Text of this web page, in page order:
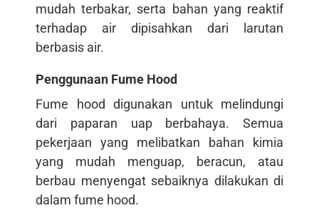
mudah terbakar, serta bahan yang reaktif
terhadap air dipisahkan dari larutan
berbasis air.
Penggunaan Fume Hood
Fume hood digunakan untuk melindungi
dari paparan uap berbahaya. Semua
pekerjaan yang melibatkan bahan kimia
yang mudah menguap, beracun, atau
berbau menyengat sebaiknya dilakukan di
dalam fume hood.